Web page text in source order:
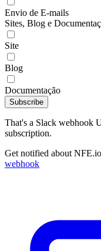
Envio de E-mails
Sites, Blog e
Site
Blog
Documentação
Subscribe
That's a Slack webhook
subscription.
Get notified about
webhook